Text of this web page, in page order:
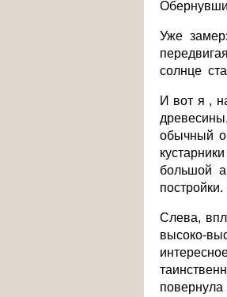
Уже
солнце
И вот я ,
обычный
большой
постройки.
Слева,
высоко-
повернула